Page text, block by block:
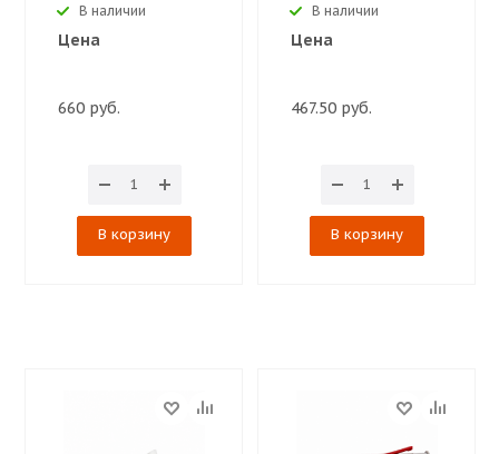
В наличии
Цена
660 руб.
В корзину
В наличии
Цена
467.50 руб.
В корзину